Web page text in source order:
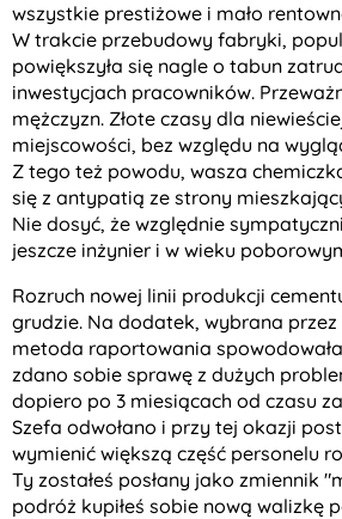
wszystkie prestiżowe i mało
W trakcie przebudowy fabryki,
powiększyła się nagle o tabun
inwestycjach pracowników.
mężczyzn. Złote czasy dla
miejscowości, bez względu na
Z tego też powodu, wasza
się z antypatią ze strony
Nie dosyć, że względnie
jeszcze inżynier i w wieku
Rozruch nowej linii produkcji
grudzie. Na dodatek, wybrana przez
metoda raportowania
zdano sobie sprawę z dużych
dopiero po 3 miesiącach od czasu
Szefa odwołano i przy tej okazji
wymienić większą część personelu
Ty zostałeś posłany jako zmiennik
podróż kupiłeś sobie nową walizkę